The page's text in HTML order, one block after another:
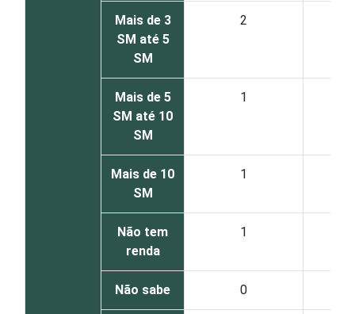
Mais de 3
SM até 5
SM
2
Mais de 5
SM até 10
SM
1
Mais de 10
SM
1
Não tem
renda
1
Não sabe 0